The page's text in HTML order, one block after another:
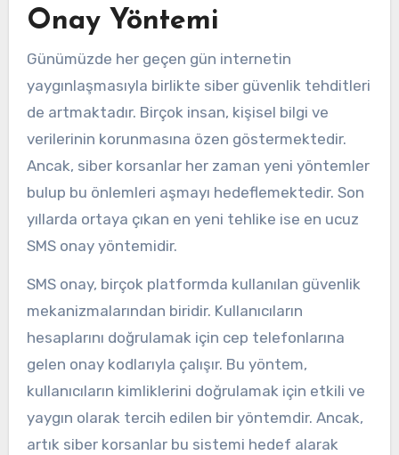
Onay Yöntemi
Günümüzde her geçen gün internetin
yaygınlaşmasıyla birlikte siber güvenlik tehditleri
de artmaktadır. Birçok insan, kişisel bilgi ve
verilerinin korunmasına özen göstermektedir.
Ancak, siber korsanlar her zaman yeni yöntemler
bulup bu önlemleri aşmayı hedeflemektedir. Son
yıllarda ortaya çıkan en yeni tehlike ise en ucuz
SMS onay yöntemidir.
SMS onay, birçok platformda kullanılan güvenlik
mekanizmalarından biridir. Kullanıcıların
hesaplarını doğrulamak için cep telefonlarına
gelen onay kodlarıyla çalışır. Bu yöntem,
kullanıcıların kimliklerini doğrulamak için etkili ve
yaygın olarak tercih edilen bir yöntemdir. Ancak,
artık siber korsanlar bu sistemi hedef alarak